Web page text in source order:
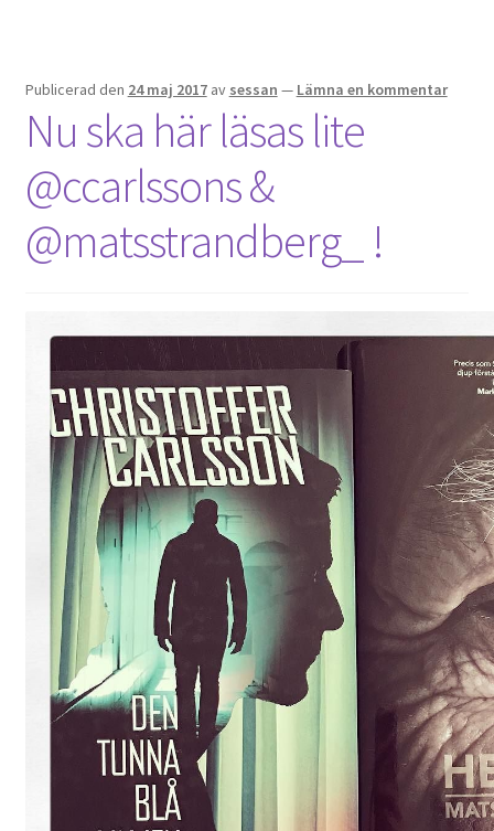
Publicerad den 24 maj 2017 av sessan — Lämna en kommentar
Nu ska här läsas lite
@ccarlssons &
@matsstrandberg_ !